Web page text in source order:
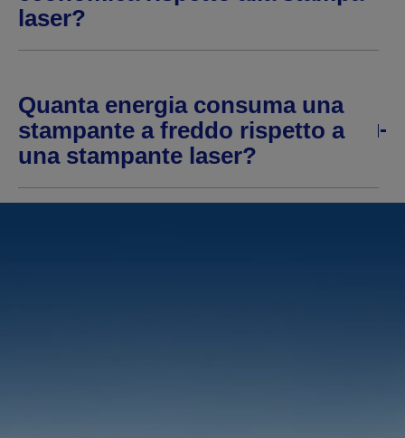
laser?
Quanta energia consuma una
stampante a freddo rispetto a
una stampante laser?